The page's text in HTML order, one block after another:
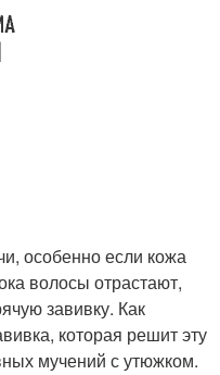
особенно если кожа
волосы отрастают,
завивку. Как
которая решит эту
мучений с утюжком.